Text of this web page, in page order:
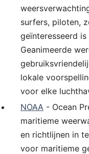
surfers, piloten,
geïnteresseerd
Geanimeerde
lokale
voor elke
NOAA - Ocean
maritieme
en richtlijnen in
voor maritieme